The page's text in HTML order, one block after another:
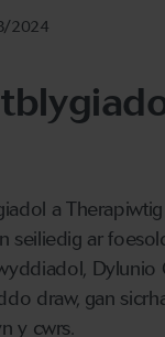
2024
a
seiliedig ar
draw, gan
y cwrs.